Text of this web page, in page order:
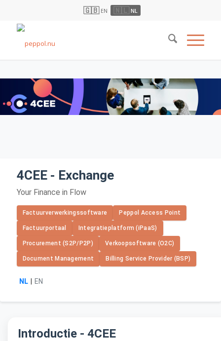
🇬🇧 EN 🇳🇱 NL
4CEE - Exchange
Your Finance in Flow
Factuurverwerkingssoftware Peppol Access Point
Factuurportaal Integratieplatform (iPaaS)
Procurement (S2P/P2P) Verkoopsoftware (O2C)
Document Management Billing Service Provider (BSP)
NL EN
Introductie - 4CEE